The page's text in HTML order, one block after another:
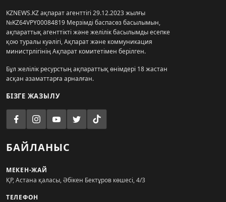
KZNEWS.KZ ақпарат агенттігі 29.12.2023 жылғы
№KZ64VPY00084819 Мерзімді баспасөз басылымын,
ақпараттық агенттікті және желілік басылымды есепке
қою туралы куәлігі, Ақпарат және коммуникация
министрлігінің Ақпарат комитетімен берілген.
Бұл желілік ресурстың ақпараттық өнімдері 18 жастан
асқан азаматтарға арналған.
БІЗГЕ ЖАЗЫЛУ
БАЙЛАНЫС
МЕКЕН-ЖАЙ
ҚР, Астана қаласы, Әбікен Бектұров көшесі, 4/3
ТЕЛЕФОН